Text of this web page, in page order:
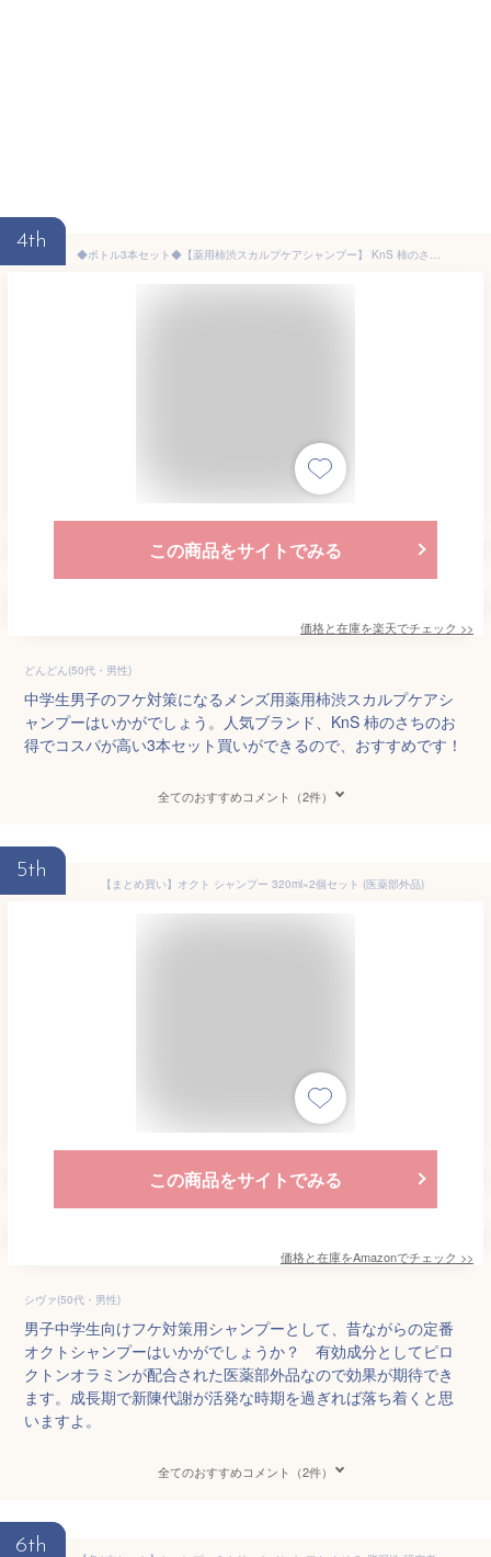
4th
◆ボトル3本セット◆【薬用柿渋スカルプケアシャンプー】 KnS 柿のさち 500mLボトル 3本セット メンズ 男性用 抜け毛 薄毛 枕 頭皮 柿渋 炭 フケ 枕のにおい 加齢臭 かきのさち スカルプシャンプー 薬用シャンプー メンズシャンプー
この商品をサイトでみる
価格と在庫を楽天でチェック >>
どんどん(50代・男性)
中学生男子のフケ対策になるメンズ用薬用柿渋スカルプケアシ
ャンプーはいかがでしょう。人気ブランド、KnS 柿のさちのお
得でコスパが高い3本セット買いができるので、おすすめです！
全てのおすすめコメント（2件）
5th
【まとめ買い】オクト シャンプー 320ml×2個セット (医薬部外品)
この商品をサイトでみる
価格と在庫をAmazonでチェック >>
シヴァ(50代・男性)
男子中学生向けフケ対策用シャンプーとして、昔ながらの定番
オクトシャンプーはいかがでしょうか？ 有効成分としてピロ
クトンオラミンが配合された医薬部外品なので効果が期待でき
ます。成長期で新陳代謝が活発な時期を過ぎれば落ち着くと思
いますよ。
全てのおすすめコメント（2件）
6th